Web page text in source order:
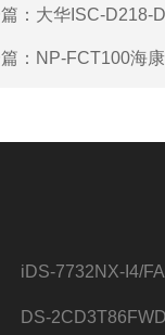
： 大华ISC-D218-
： NP-FCT100海